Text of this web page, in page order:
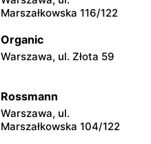
Józefów, ul. 3 Maja 148
CCC
CCC
Radzymin, ul. Konstytucji 3
Maja 13
Marszałkowska 116/122
Organic
Warszawa, ul. Złota 59
Rossmann
Warszawa, ul.
Marszałkowska 104/122